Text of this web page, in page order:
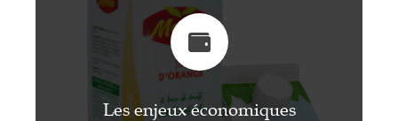
Les enjeux économiques